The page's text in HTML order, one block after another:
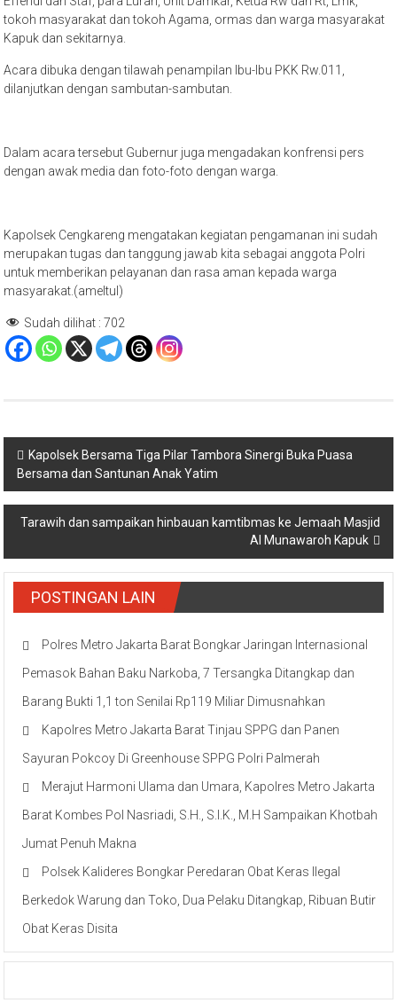
tokoh masyarakat dan tokoh Agama, ormas dan warga masyarakat
Kapuk dan sekitarnya.
Acara dibuka dengan tilawah penampilan Ibu-Ibu PKK Rw.011,
dilanjutkan dengan sambutan-sambutan.
Dalam acara tersebut Gubernur juga mengadakan konfrensi pers
dengan awak media dan foto-foto dengan warga.
Kapolsek Cengkareng mengatakan kegiatan pengamanan ini sudah
merupakan tugas dan tanggung jawab kita sebagai anggota Polri
untuk memberikan pelayanan dan rasa aman kepada warga
masyarakat.(ameltul)
Sudah dilihat : 702
Navigasi
pos
Kapolsek Bersama Tiga Pilar Tambora Sinergi Buka Puasa
Bersama dan Santunan Anak Yatim
Tarawih dan sampaikan hinbauan kamtibmas ke Jemaah Masjid
Al Munawaroh Kapuk
POSTINGAN LAIN
Polres Metro Jakarta Barat Bongkar Jaringan Internasional
Pemasok Bahan Baku Narkoba, 7 Tersangka Ditangkap dan
Barang Bukti 1,1 ton Senilai Rp119 Miliar Dimusnahkan
Kapolres Metro Jakarta Barat Tinjau SPPG dan Panen
Sayuran Pokcoy Di Greenhouse SPPG Polri Palmerah
Merajut Harmoni Ulama dan Umara, Kapolres Metro Jakarta
Barat Kombes Pol Nasriadi, S.H., S.I.K., M.H Sampaikan Khotbah
Jumat Penuh Makna
Polsek Kalideres Bongkar Peredaran Obat Keras Ilegal
Berkedok Warung dan Toko, Dua Pelaku Ditangkap, Ribuan Butir
Obat Keras Disita